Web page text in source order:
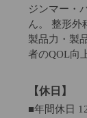
ジンマー・
ん。 整形外
製品力・製
者のQOL向
【休日】
■年間休日